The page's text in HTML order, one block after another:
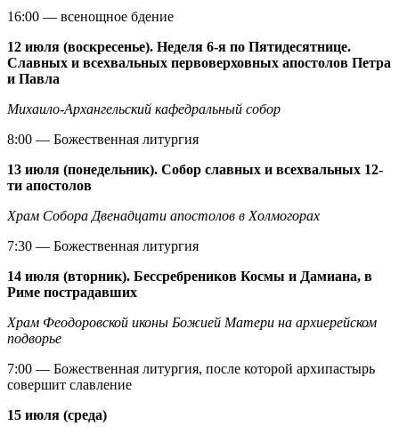
16:00 — всенощное бдение
12 июля (воскресенье). Неделя 6-я по Пятидесятнице.
Славных и всехвальных первоверховных апостолов Петра
и Павла
Михаило-Архангельский кафедральный собор
8:00 — Божественная литургия
13 июля (понедельник). Собор славных и всехвальных 12-
ти апостолов
Храм Собора Двенадцати апостолов в Холмогорах
7:30 — Божественная литургия
14 июля (вторник). Бессребреников Космы и Дамиана, в
Риме пострадавших
Храм Феодоровской иконы Божией Матери на архиерейском
подворье
7:00 — Божественная литургия, после которой архипастырь
совершит славление
15 июля (среда)